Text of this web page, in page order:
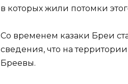
в которых жили потомки
Со временем казаки Бреи
сведения, что на
Бреевы.